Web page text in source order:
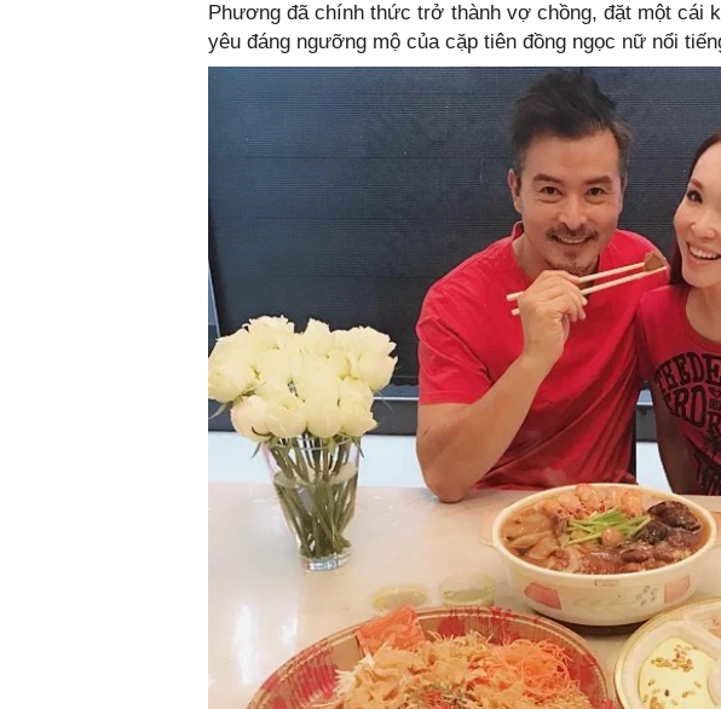
Phương đã chính thức trở thành vợ chồng, đặt một cái
yêu đáng ngưỡng mộ của cặp tiên đồng ngọc nữ nổi